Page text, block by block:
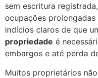
sem escritura
ocupações
indícios claros de que
propriedade é
embargos e até perda
Muitos proprietários